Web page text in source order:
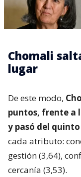
Chomali
lugar
De este modo,
puntos, frente a
y pasó del
cada atributo:
gestión (3,64),
cercanía (3,53).